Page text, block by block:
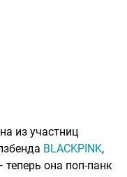
из участниц
BLACKPINK,
она поп-панк